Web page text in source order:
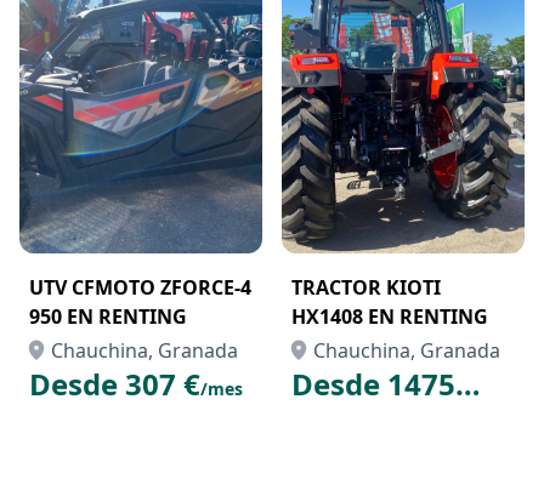
UTV CFMOTO ZFORCE-4
950 EN RENTING
Chauchina, Granada
Desde 307 €/mes
TRACTOR KIOTI
HX1408 EN RENTING
Chauchina, Granada
Desde 1475